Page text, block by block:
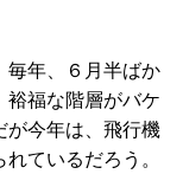
年、６月半ばか
裕福な階層がバケ
が今年は、飛行機
ているだろう。